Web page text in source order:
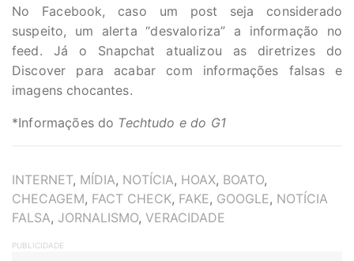
No Facebook, caso um post seja considerado
suspeito, um alerta “desvaloriza” a informação no
feed. Já o Snapchat atualizou as diretrizes do
Discover para acabar com informações falsas e
imagens chocantes.
*Informações do Techtudo e do G1
TAGS
INTERNET, MÍDIA, NOTÍCIA, HOAX, BOATO,
CHECAGEM, FACT CHECK, FAKE, GOOGLE, NOTÍCIA
FALSA, JORNALISMO, VERACIDADE
PUBLICIDADE